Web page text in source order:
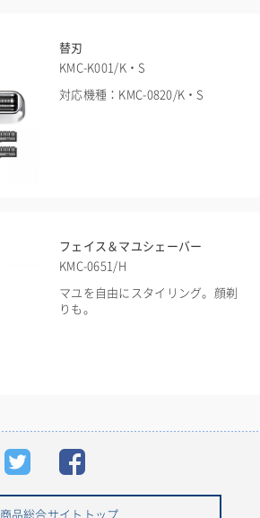
替刃
KMC-K001/K・S
対応機種：KMC-0820/K・S
フェイス＆マユシェーバー
KMC-0651/H
マユを自由にスタイリング。顔剃
りも。
商品総合サイトトップ